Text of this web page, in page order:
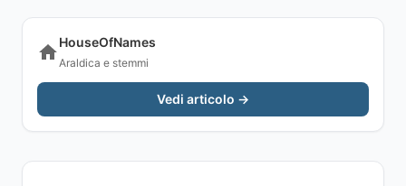
HouseOfNames
Araldica e stemmi
Vedi articolo →